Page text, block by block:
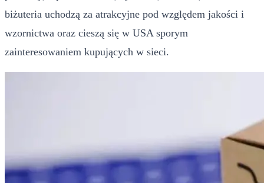
biżuteria uchodzą za atrakcyjne pod względem jakości i
wzornictwa oraz cieszą się w USA sporym
zainteresowaniem kupujących w sieci.